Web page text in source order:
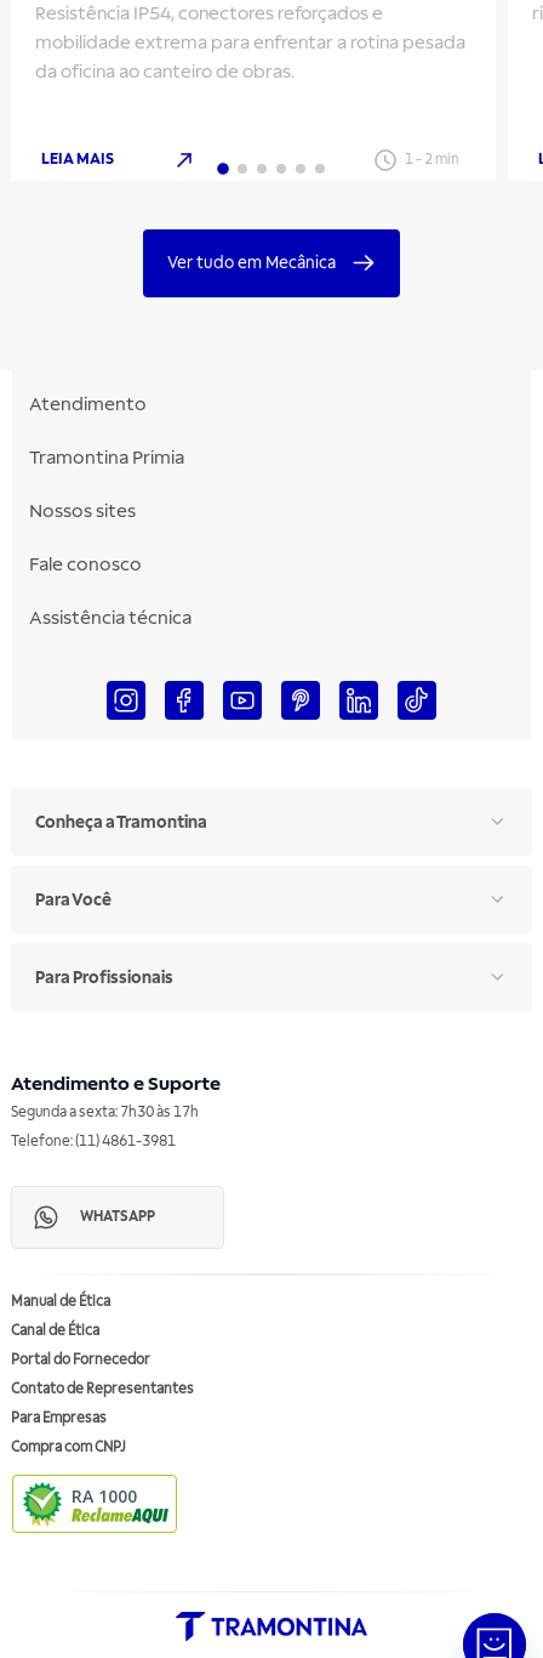
Resistência IP54, conectores reforçados e
mobilidade extrema para enfrentar a rotina pesada
da oficina ao canteiro de obras.
LEIA MAIS 1 - 2 min
Ver tudo em Mecânica
Atendimento
Tramontina Primia
Nossos sites
Fale conosco
Assistência técnica
Conheça a Tramontina
Para Você
Para Profissionais
Atendimento e Suporte
Segunda a sexta: 7h30 às 17h
Telefone: (11) 4861-3981
WHATSAPP
Manual de Ética
Canal de Ética
Portal do Fornecedor
Contato de Representantes
Para Empresas
Compra com CNPJ
RA 1000